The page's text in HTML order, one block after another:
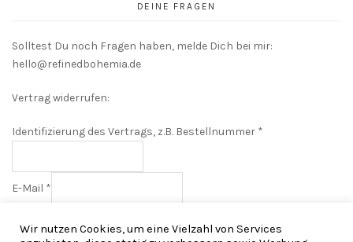
DEINE FRAGEN
Solltest Du noch Fragen haben, melde Dich bei mir:
hello@refinedbohemia.de
Vertrag widerrufen:
Identifizierung des Vertrags, z.B. Bestellnummer *
E-Mail *
Mail
Wir nutzen Cookies, um eine Vielzahl von Services